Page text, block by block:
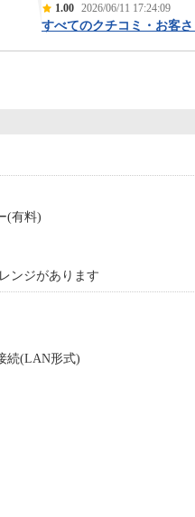
1.00 2026/06/11 17:24:09
すべてのクチコミ・お客
(有料)
ンジがあります
続(LAN形式)